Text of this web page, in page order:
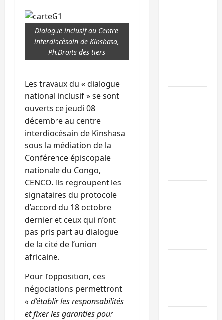
Dialogue inclusif au Centre
interdiocèsain de Kinshasa,
Ph.Droits des tiers
Les travaux du « dialogue
national inclusif » se sont
ouverts ce jeudi 08
décembre au centre
interdiocésain de Kinshasa
sous la médiation de la
Conférence épiscopale
nationale du Congo,
CENCO. Ils regroupent les
signataires du protocole
d’accord du 18 octobre
dernier et ceux qui n’ont
pas pris part au dialogue
de la cité de l’union
africaine.
Pour l’opposition, ces
négociations permettront
« d’établir les responsabilités
et fixer les garanties pour